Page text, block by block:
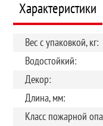
Характеристики
Вес с упаковкой, кг:
Водостойкий:
Декор:
Длина, мм:
Класс пожарной